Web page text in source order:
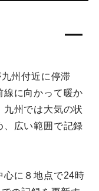
州付近に停滞
線に向かって暖か
九州では大気の状
、広い範囲で記録
心に８地点で24時